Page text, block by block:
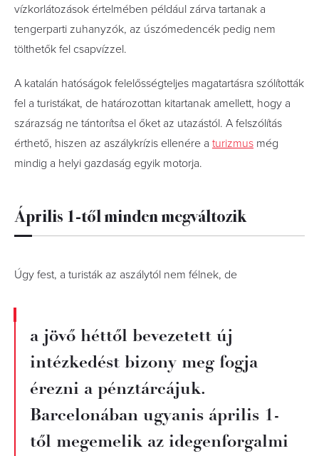
vízkorlátozások értelmében például zárva tartanak a
tengerparti zuhanyzók, az úszómedencék pedig nem
tölthetők fel csapvízzel.
A katalán hatóságok felelősségteljes magatartásra szólították
fel a turistákat, de határozottan kitartanak amellett, hogy a
szárazság ne tántorítsa el őket az utazástól. A felszólítás
érthető, hiszen az aszálykrízis ellenére a turizmus még
mindig a helyi gazdaság egyik motorja.
Április 1-től minden megváltozik
Úgy fest, a turisták az aszálytól nem félnek, de
a jövő héttől bevezetett új
intézkedést bizony meg fogja
érezni a pénztárcájuk.
Barcelonában ugyanis április 1-
től megemelik az idegenforgalmi